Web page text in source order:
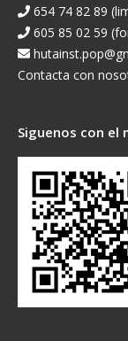
654 74 82 89
605 85 02 59
Contacta con
Siguenos con el